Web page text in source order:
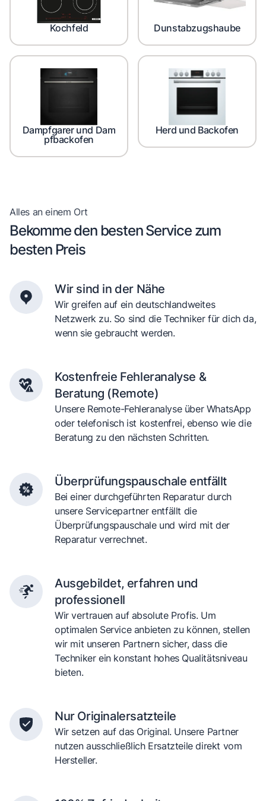
Kochfeld Dunstabzugshaube
Dampfgarer und Dam
pfbackofen
Herd und Backofen
Alles an einem Ort
Bekomme den besten Service zum
besten Preis
Wir sind in der Nähe
Wir greifen auf ein deutschlandweites
Netzwerk zu. So sind die Techniker für dich da,
wenn sie gebraucht werden.
Kostenfreie Fehleranalyse &
Beratung (Remote)
Unsere Remote-Fehleranalyse über WhatsApp
oder telefonisch ist kostenfrei, ebenso wie die
Beratung zu den nächsten Schritten.
Überprüfungspauschale entfällt
Bei einer durchgeführten Reparatur durch
unsere Servicepartner entfällt die
Überprüfungspauschale und wird mit der
Reparatur verrechnet.
Ausgebildet, erfahren und
professionell
Wir vertrauen auf absolute Profis. Um
optimalen Service anbieten zu können, stellen
wir mit unseren Partnern sicher, dass die
Techniker ein konstant hohes Qualitätsniveau
bieten.
Nur Originalersatzteile
Wir setzen auf das Original. Unsere Partner
nutzen ausschließlich Ersatzteile direkt vom
Hersteller.